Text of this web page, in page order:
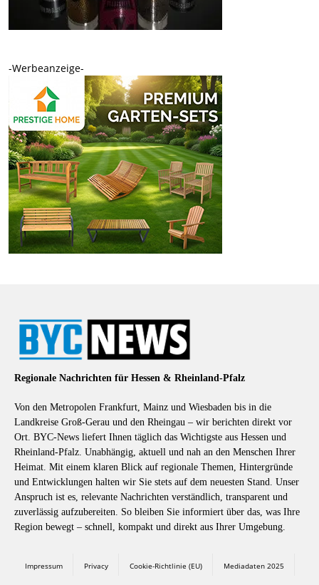
-Werbeanzeige-
Regionale Nachrichten für Hessen & Rheinland-Pfalz
Von den Metropolen Frankfurt, Mainz und Wiesbaden bis in die
Landkreise Groß-Gerau und den Rheingau – wir berichten direkt vor
Ort. BYC-News liefert Ihnen täglich das Wichtigste aus Hessen und
Rheinland-Pfalz. Unabhängig, aktuell und nah an den Menschen Ihrer
Heimat. Mit einem klaren Blick auf regionale Themen, Hintergründe
und Entwicklungen halten wir Sie stets auf dem neuesten Stand. Unser
Anspruch ist es, relevante Nachrichten verständlich, transparent und
zuverlässig aufzubereiten. So bleiben Sie informiert über das, was Ihre
Region bewegt – schnell, kompakt und direkt aus Ihrer Umgebung.
Impressum Privacy Cookie-Richtlinie (EU) Mediadaten 2025